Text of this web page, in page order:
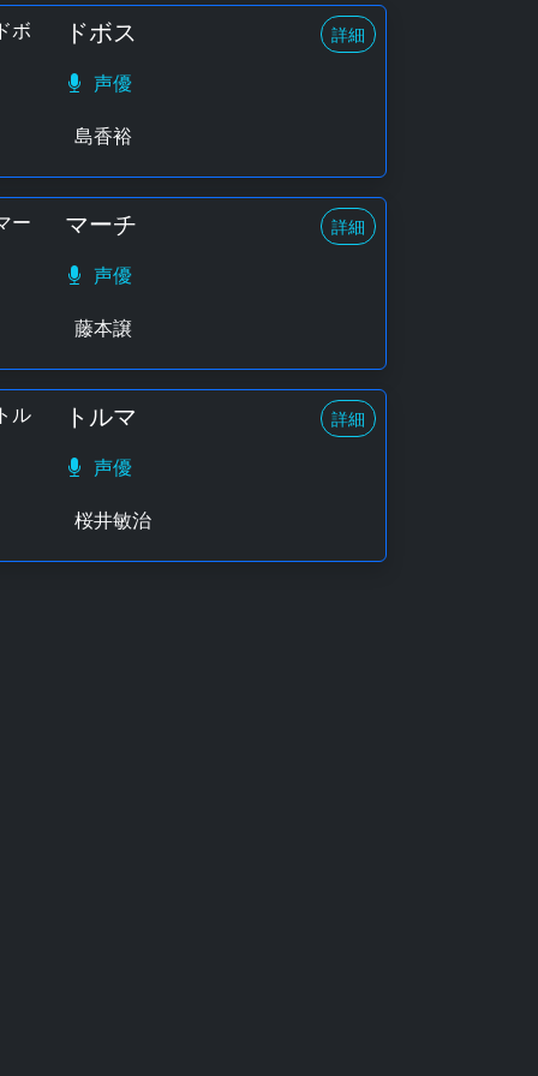
ドボス 詳細
声優
島香裕
マーチ 詳細
声優
藤本譲
トルマ 詳細
声優
桜井敏治